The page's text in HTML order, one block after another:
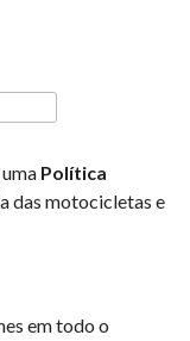
Política
das motocicletas e
em todo o